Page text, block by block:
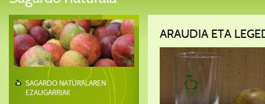
SAGARDO NATURALAREN
EZAUGARRIAK
ARAUDIA ETA